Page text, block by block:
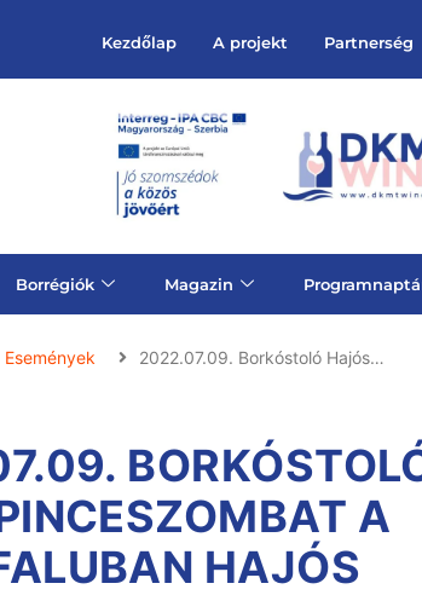
Kezdőlap A projekt Partnerség
Borrégiók Magazin
Események 2022.07.09. Borkóstoló Hajós…
A
HAJÓS